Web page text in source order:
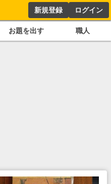
新規登録 ログイン
お題を出す 職人